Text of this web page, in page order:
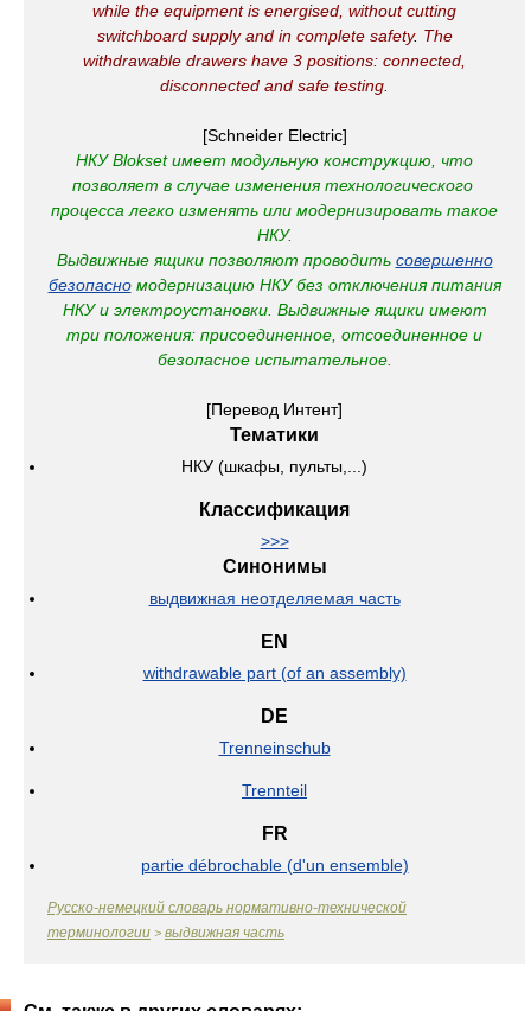
while the equipment is energised, without cutting
switchboard supply and in complete safety. The
withdrawable drawers have 3 positions: connected,
disconnected and safe testing.
[Schneider Electric]
НКУ Blokset имеет модульную конструкцию, что
позволяет в случае изменения технологического
процесса легко изменять или модернизировать такое
НКУ.
Выдвижные ящики позволяют проводить совершенно
безопасно модернизацию НКУ без отключения питания
НКУ и электроустановки. Выдвижные ящики имеют
три положения: присоединенное, отсоединенное и
безопасное испытательное.
[Перевод Интент]
Тематики
НКУ (шкафы, пульты,...)
Классификация
>>>
Синонимы
выдвижная неотделяемая часть
EN
withdrawable part (of an assembly)
DE
Trenneinschub
Trennteil
FR
partie débrochable (d'un ensemble)
Русско-немецкий словарь нормативно-технической
терминологии > выдвижная часть